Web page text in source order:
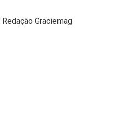
Graciemag